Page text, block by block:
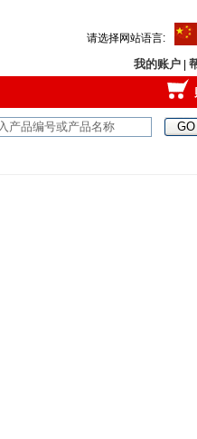
请选择网站语言:
我的账户